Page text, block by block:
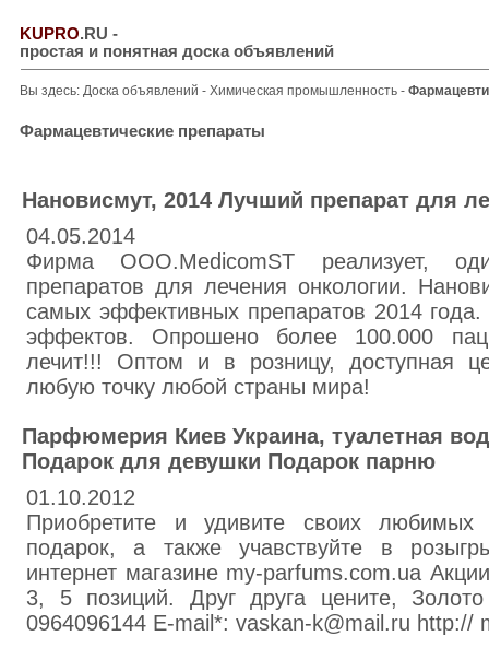
KUPRO.RU -
простая и понятная доска объявлений
Вы здесь: Доска объявлений - Химическая промышленность -
Фармацевтические препараты
Нановисмут, 2014 Лучший препарат для
04.05.2014
Фирма ООО.MedicomST реализует,
препаратов для лечения онкологии.
самых эффективных препаратов 2014
эффектов. Опрошено более 100.000
лечит!!! Оптом и в розницу, доступная
любую точку любой страны мира!
Парфюмерия Киев Украина, туалетная
Подарок для девушки Подарок парню
01.10.2012
Приобретите и удивите своих
подарок, а также учавствуйте в
интернет магазине my-parfums.com.ua
3, 5 позиций. Друг друга цените,
0964096144 E-mail*: vaskan-k@mail.ru http://